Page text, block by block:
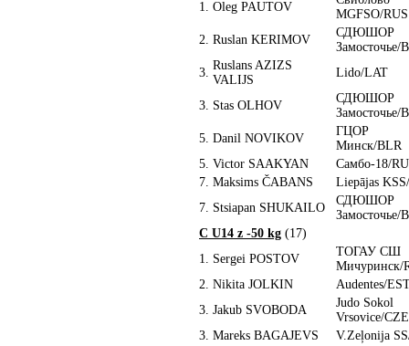
1. Oleg PAUTOV
MGFSO/RUS
2. Ruslan KERIMOV
СДЮШОР
Замосточье/
3.
Ruslans AZIZS
VALIJS
Lido/LAT
3. Stas OLHOV
СДЮШОР
Замосточье/
5. Danil NOVIKOV
ГЦОР
Минск/BLR
5. Victor SAAKYAN
Самбо-18/
7. Maksims ČABANS
Liepājas
7. Stsiapan SHUKAILO
СДЮШОР
Замосточье/
C U14 z -50 kg (17)
1. Sergei POSTOV
ТОГАУ СШ
Мичуринск/
2. Nikita JOLKIN
Audentes/
3. Jakub SVOBODA
Judo Sokol
Vrsovice/CZE
3. Mareks BAGAJEVS
V.Zeļonija